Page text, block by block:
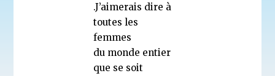
.J’aimerais dire à
toutes les
femmes
du monde entier
que se soit